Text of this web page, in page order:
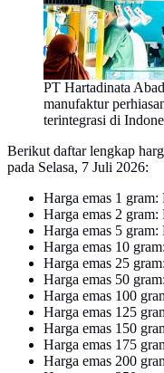
PT Hartadinata
manufaktur
terintegrasi di
Berikut daftar lengkap
pada Selasa, 7 Juli 2026:
Harga emas 1
Harga emas 2
Harga emas 5
Harga emas 10
Harga emas 25
Harga emas 50
Harga emas 100
Harga emas 125
Harga emas 150
Harga emas 175
Harga emas 200